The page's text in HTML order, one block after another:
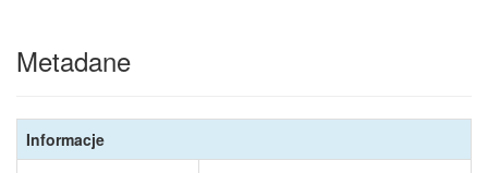
Metadane
Informacje